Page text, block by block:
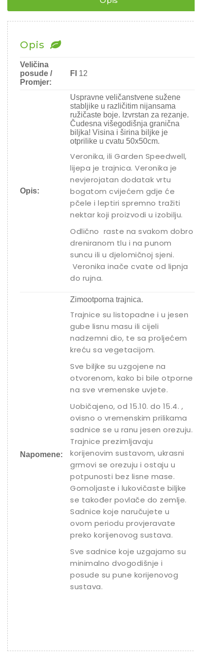
Chili
Opis
Veličina
posude /
Promjer:
FI 12
Opis:
Uspravne veličanstvene sužene
stabljike u različitim nijansama
ružičaste boje. Izvrstan za rezanje.
Čudesna višegodišnja granična
biljka! Visina i širina biljke je
otprilike u cvatu 50x50cm.
Veronika, ili Garden Speedwell,
lijepa je trajnica. Veronika je
nevjerojatan dodatak vrtu
bogatom cvijećem gdje će
pčele i leptiri spremno tražiti
nektar koji proizvodi u izobilju.
Odlično raste na svakom dobro
dreniranom tlu i na punom
suncu ili u djelomičnoj sjeni.
Veronika inače cvate od lipnja
do rujna.
Napomene:
Zimootporna trajnica.
Trajnice su listopadne i u jesen
gube lisnu masu ili cijeli
nadzemni dio, te sa proljećem
kreću sa vegetacijom.
Sve biljke su uzgojene na
otvorenom, kako bi bile otporne
na sve vremenske uvjete.
Uobičajeno, od 15.10. do 15.4. ,
ovisno o vremenskim prilikama
sadnice se u ranu jesen orezuju.
Trajnice prezimljavaju
korijenovim sustavom, ukrasni
grmovi se orezuju i ostaju u
potpunosti bez lisne mase.
Gomoljaste i lukovičaste biljke
se također povlače do zemlje.
Sadnice koje naručujete u
ovom periodu provjeravate
preko korijenovog sustava.
Sve sadnice koje uzgajamo su
minimalno dvogodišnje i
posude su pune korijenovog
sustava.